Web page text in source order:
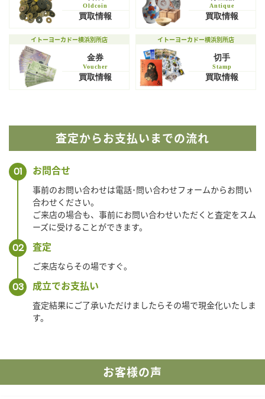
Oldcoin
買取情報
Antique
買取情報
イトーヨーカドー横浜別所店
金券
Voucher
買取情報
イトーヨーカドー横浜別所店
切手
Stamp
買取情報
査定からお支払いまでの流れ
01 お問合せ
事前のお問い合わせは電話･問い合わせフォームからお問い
合わせください。
ご来店の場合も、事前にお問い合わせいただくと査定をスム
ーズに受けることができます。
02 査定
ご来店ならその場ですぐ。
03 成立でお支払い
査定結果にご了承いただけましたらその場で現金化いたしま
す。
お客様の声